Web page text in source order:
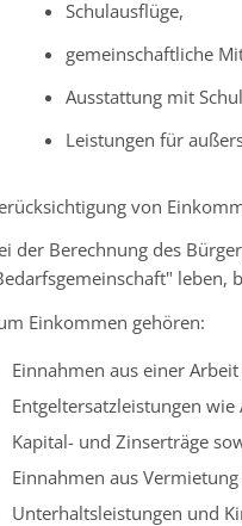
Schulausflüge,
gemeinschaftliche
Ausstattung mit
Leistungen für
von
der Berechnung des
leben,
Einkommen gehören:
Einnahmen aus einer
Entgeltersatzleistungen
Kapital- und Zinserträge
Einnahmen aus
Unterhaltsleistungen und